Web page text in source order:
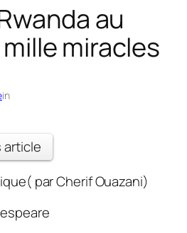
au
miracles
in
article
par Cherif Ouazani)